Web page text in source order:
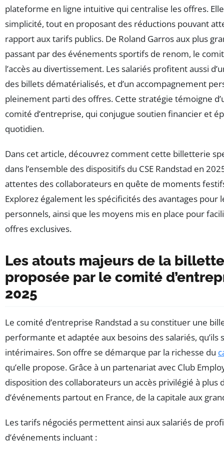
plateforme en ligne intuitive qui centralise les offres.
simplicité, tout en proposant des réductions pouvant
rapport aux tarifs publics. De Roland Garros aux plus
passant par des événements sportifs de renom, le
l’accès au divertissement. Les salariés profitent aussi
des billets dématérialisés, et d’un accompagnement
pleinement parti des offres. Cette stratégie témoigne
comité d’entreprise, qui conjugue soutien financier et
quotidien.
Dans cet article, découvrez comment cette billetterie
dans l’ensemble des dispositifs du CSE Randstad en
attentes des collaborateurs en quête de moments
Explorez également les spécificités des avantages
personnels, ainsi que les moyens mis en place pour
offres exclusives.
Les atouts majeurs de la
proposée par le comité
2025
Le comité d’entreprise Randstad a su constituer une
performante et adaptée aux besoins des salariés,
intérimaires. Son offre se démarque par la richesse du
qu’elle propose. Grâce à un partenariat avec Club
disposition des collaborateurs un accès privilégié à plus
d’événements partout en France, de la capitale aux
Les tarifs négociés permettent ainsi aux salariés de
d’événements incluant :